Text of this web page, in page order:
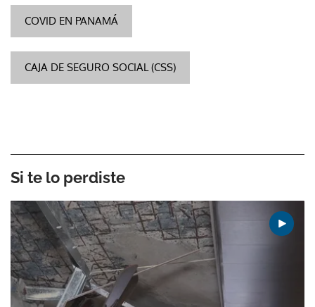
COVID EN PANAMÁ
CAJA DE SEGURO SOCIAL (CSS)
Si te lo perdiste